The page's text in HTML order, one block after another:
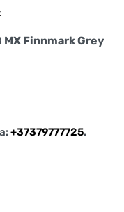
Finnmark Grey
+37379777725.